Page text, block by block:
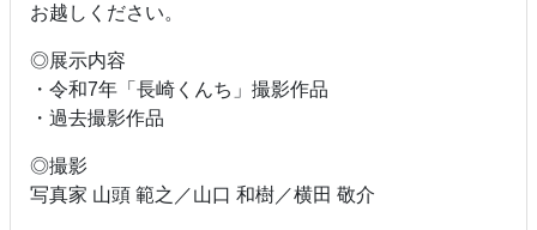
お越しください。
◎展示内容
・令和7年「長崎くんち」撮影作品
・過去撮影作品
◎撮影
写真家 山頭 範之／山口 和樹／横田 敬介